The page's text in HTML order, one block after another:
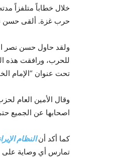
حرب غزة. ألقى حسن
ولقد حاول حسن نصر
للحرب، ورافقت هذه
تحت عنوان “الإمام
وقال الأمين العام
اصحابها عن الجميع
كما أكد أنالنظام
تمارس أي وصاية على